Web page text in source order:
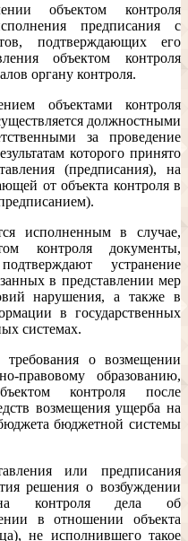
объектом контроля
предписания с
подтверждающих его
объектом контроля
органу контроля.
объектами контроля
должностными
за проведение
которого принято
(предписания), на
от объекта контроля в
исполненным в случае,
контроля документы,
устранение
в представлении мер
нарушения, а также в
в государственных
системах.
о возмещении
правовому образованию,
контроля после
возмещения ущерба на
бюджетной системы
или предписания
решения о возбуждении
контроля дела об
в отношении объекта
не исполнившего такое